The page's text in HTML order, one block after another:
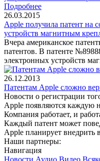
Подробнее
26.03.2015
Apple получила патент на
устройств магнитным
Вчера американское
патентов. В патенте
электронных устройств
26.12.2013
Патентам Apple сложно
Новости о регистрации
Apple появляются каждую
Компания работает, и
Каждый патент может
Apple планирует внедрить в
Наши партнеры:
Навигация
Новости Аудио Видео